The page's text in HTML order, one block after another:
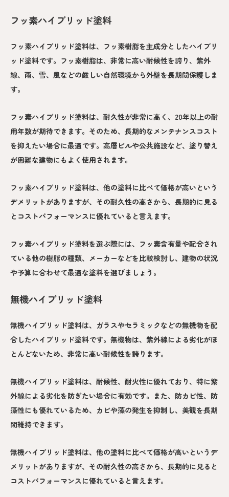
フッ素ハイブリッド塗料
フッ素ハイブリッド塗料は、フッ素樹脂を主成分としたハイブリ
ッド塗料です。フッ素樹脂は、非常に高い耐候性を誇り、紫外
線、雨、雪、風などの厳しい自然環境から外壁を長期間保護しま
す。
フッ素ハイブリッド塗料は、耐久性が非常に高く、20年以上の耐
用年数が期待できます。そのため、長期的なメンテナンスコスト
を抑えたい場合に最適です。高層ビルや公共施設など、塗り替え
が困難な建物にもよく使用されます。
フッ素ハイブリッド塗料は、他の塗料に比べて価格が高いという
デメリットがありますが、その耐久性の高さから、長期的に見る
とコストパフォーマンスに優れていると言えます。
フッ素ハイブリッド塗料を選ぶ際には、フッ素含有量や配合され
ている他の樹脂の種類、メーカーなどを比較検討し、建物の状況
や予算に合わせて最適な塗料を選びましょう。
無機ハイブリッド塗料
無機ハイブリッド塗料は、ガラスやセラミックなどの無機物を配
合したハイブリッド塗料です。無機物は、紫外線による劣化がほ
とんどないため、非常に高い耐候性を誇ります。
無機ハイブリッド塗料は、耐候性、耐火性に優れており、特に紫
外線による劣化を防ぎたい場合に有効です。また、防カビ性、防
藻性にも優れているため、カビや藻の発生を抑制し、美観を長期
間維持できます。
無機ハイブリッド塗料は、他の塗料に比べて価格が高いというデ
メリットがありますが、その耐久性の高さから、長期的に見ると
コストパフォーマンスに優れていると言えます。